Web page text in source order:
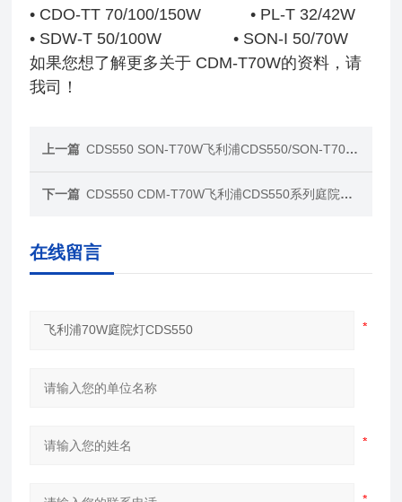
• CDO-TT 70/100/150W
• PL-T 32/42W
• SDW-T 50/100W• SON-I 50/70W
如果您想了解更多关于 CDM-T70W的资料，请
我司！
上一篇 CDS550 SON-T70W飞利浦CDS550/SON-T70W庭院灯
下一篇 CDS550 CDM-T70W飞利浦CDS550系列庭院灯路灯
在线留言